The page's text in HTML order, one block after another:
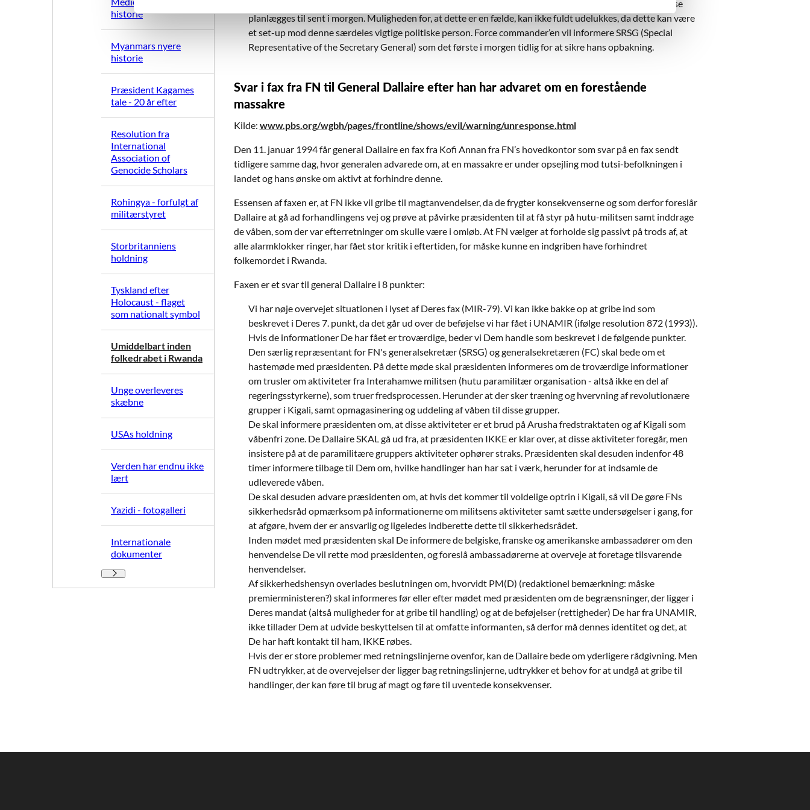
v
a
l
g
historie
Myanmars nyere
historie
Præsident Kagames
tale - 20 år efter
Resolution fra
International
Association of
Genocide Scholars
Rohingya - forfulgt af
militærstyret
Storbritanniens
holdning
Tyskland efter
Holocaust - flaget
som nationalt symbol
Umiddelbart inden
folkedrabet i Rwanda
Unge overleveres
skæbne
USAs holdning
Verden har endnu ikke
lært
Yazidi - fotogalleri
Internationale
dokumenter
Internationale dokumenter - Flere links
hjerte for disse informationer. Rekognosceringen af våbenlagrene og planlægningen af en razzia mod disse
planlægges til sent i morgen. Muligheden for, at dette er en fælde, kan ikke fuldt udelukkes, da dette kan være
et set-up mod denne særdeles vigtige politiske person. Force commander’en vil informere SRSG (Special
Representative of the Secretary General) som det første i morgen tidlig for at sikre hans opbakning.
Svar i fax fra FN til General Dallaire efter han har advaret om en forestående
massakre
Kilde: www.pbs.org/wgbh/pages/frontline/shows/evil/warning/unresponse.html
Den 11. januar 1994 får general Dallaire en fax fra Kofi Annan fra FN’s hovedkontor som svar på en fax sendt
tidligere samme dag, hvor generalen advarede om, at en massakre er under opsejling mod tutsi-befolkningen i
landet og hans ønske om aktivt at forhindre denne.
Essensen af faxen er, at FN ikke vil gribe til magtanvendelser, da de frygter konsekvenserne og som derfor foreslår
Dallaire at gå ad forhandlingens vej og prøve at påvirke præsidenten til at få styr på hutu-militsen samt inddrage
de våben, som der var efterretninger om skulle være i omløb. At FN vælger at forholde sig passivt på trods af, at
alle alarmklokker ringer, har fået stor kritik i eftertiden, for måske kunne en indgriben have forhindret
folkemordet i Rwanda.
Faxen er et svar til general Dallaire i 8 punkter:
Vi har nøje overvejet situationen i lyset af Deres fax (MIR-79). Vi kan ikke bakke op at gribe ind som
beskrevet i Deres 7. punkt, da det går ud over de beføjelse vi har fået i UNAMIR (ifølge resolution 872 (1993)).
Hvis de informationer De har fået er troværdige, beder vi Dem handle som beskrevet i de følgende punkter.
Den særlig repræsentant for FN's generalsekretær (SRSG) og generalsekretæren (FC) skal bede om et
hastemøde med præsidenten. På dette møde skal præsidenten informeres om de troværdige informationer
om trusler om aktiviteter fra Interahamwe militsen (hutu paramilitær organisation - altså ikke en del af
regeringsstyrkerne), som truer fredsprocessen. Herunder at der sker træning og hvervning af revolutionære
grupper i Kigali, samt opmagasinering og uddeling af våben til disse grupper.
De skal informere præsidenten om, at disse aktiviteter er et brud på Arusha fredstraktaten og af Kigali som
våbenfri zone. De Dallaire SKAL gå ud fra, at præsidenten IKKE er klar over, at disse aktiviteter foregår, men
insistere på at de paramilitære gruppers aktiviteter ophører straks. Præsidenten skal desuden indenfor 48
timer informere tilbage til Dem om, hvilke handlinger han har sat i værk, herunder for at indsamle de
udleverede våben.
De skal desuden advare præsidenten om, at hvis det kommer til voldelige optrin i Kigali, så vil De gøre FNs
sikkerhedsråd opmærksom på informationerne om militsens aktiviteter samt sætte undersøgelser i gang, for
at afgøre, hvem der er ansvarlig og ligeledes indberette dette til sikkerhedsrådet.
Inden mødet med præsidenten skal De informere de belgiske, franske og amerikanske ambassadører om den
henvendelse De vil rette mod præsidenten, og foreslå ambassadørerne at overveje at foretage tilsvarende
henvendelser.
Af sikkerhedshensyn overlades beslutningen om, hvorvidt PM(D) (redaktionel bemærkning: måske
premierministeren?) skal informeres før eller efter mødet med præsidenten om de begrænsninger, der ligger i
Deres mandat (altså muligheder for at gribe til handling) og at de beføjelser (rettigheder) De har fra UNAMIR,
ikke tillader Dem at udvide beskyttelsen til at omfatte informanten, så derfor må dennes identitet og det, at
De har haft kontakt til ham, IKKE røbes.
Hvis der er store problemer med retningslinjerne ovenfor, kan de Dallaire bede om yderligere rådgivning. Men
FN udtrykker, at de overvejelser der ligger bag retningslinjerne, udtrykker et behov for at undgå at gribe til
handlinger, der kan føre til brug af magt og føre til uventede konsekvenser.